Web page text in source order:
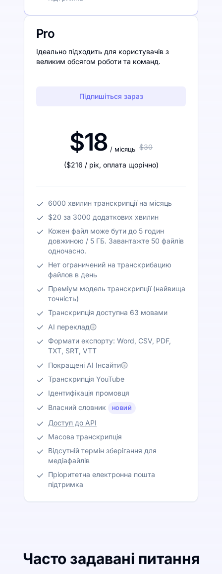
Pro
Ідеально підходить для користувачів з
великим обсягом роботи та команд.
Підпишіться зараз
$18 / місяць $30
($216 / рік, оплата щорічно)
6000 хвилин транскрипції на місяць
$20 за 3000 додаткових хвилин
Кожен файл може бути до 5 годин
довжиною / 5 ГБ. Завантажте 50 файлів
одночасно.
Нет ограничений на транскрибацию
файлов в день
Преміум модель транскрипції (найвища
точність)
Транскрипція доступна 63 мовами
AI переклад
Формати експорту: Word, CSV, PDF,
TXT, SRT, VTT
Покращені AI Інсайти
Транскрипція YouTube
Ідентифікація промовця
Власний словник
НОВИЙ
Доступ до API
Масова транскрипція
Відсутній термін зберігання для
медіафайлів
Пріоритетна електронна пошта
підтримка
Часто задавані питання